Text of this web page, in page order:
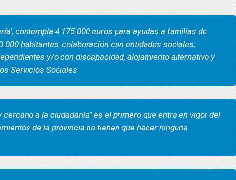
contempla 4.175.000 euros para ayudas a familias de
habitantes, colaboración con entidades sociales,
y/o con discapacidad, alojamiento alternativo y
Servicios Sociales
cercano a la ciudadanía” es el primero que entra en vigor del
de la provincia no tienen que hacer ninguna